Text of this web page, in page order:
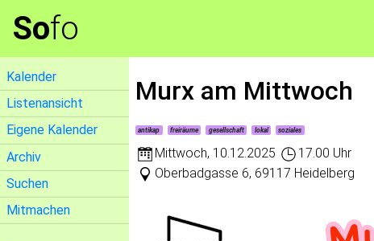
Sofo
Kalender
Listenansicht
Eigene Kalender
Archiv
Suchen
Mitmachen
Murx am Mittwoch
antikap freiräume gesellschaft lokal soziales
Mittwoch, 10.12.2025
17.00 Uhr
Oberbadgasse 6, 69117 Heidelberg